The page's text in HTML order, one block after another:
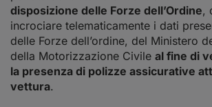
disposizione delle Forze dell’Ordine,
incrociare telematicamente i dati
delle Forze dell’ordine, del Ministero
della Motorizzazione Civile al fine di
la presenza di polizze assicurative
vettura.